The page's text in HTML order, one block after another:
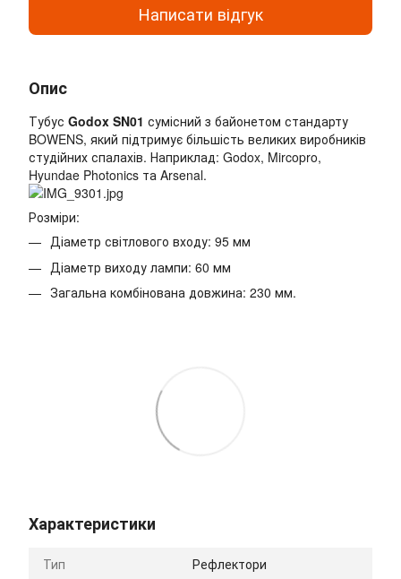
Написати відгук
Опис
Тубус Godox SN01 сумісний з байонетом стандарту
BOWENS, який підтримує більшість великих виробників
студійних спалахів. Наприклад: Godox, Mircopro,
Hyundae Photonics та Arsenal.
Розміри:
Діаметр світлового входу: 95 мм
Діаметр виходу лампи: 60 мм
Загальна комбінована довжина: 230 мм.
Характеристики
Тип
Рефлектори